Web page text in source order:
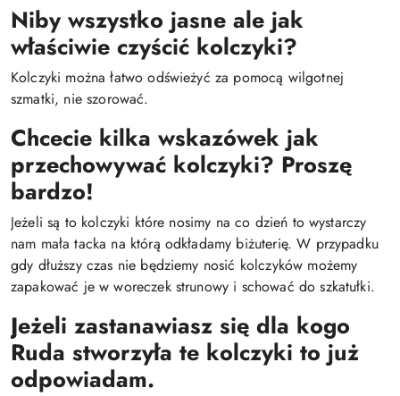
Niby wszystko jasne ale jak
właściwie czyścić kolczyki?
Kolczyki można łatwo odświeżyć za pomocą wilgotnej
szmatki, nie szorować.
Chcecie kilka wskazówek jak
przechowywać kolczyki? Proszę
bardzo!
Jeżeli są to kolczyki które nosimy na co dzień to wystarczy
nam mała tacka na którą odkładamy biżuterię. W przypadku
gdy dłuższy czas nie będziemy nosić kolczyków możemy
zapakować je w woreczek strunowy i schować do szkatułki.
Jeżeli zastanawiasz się dla kogo
Ruda stworzyła te kolczyki to już
odpowiadam.